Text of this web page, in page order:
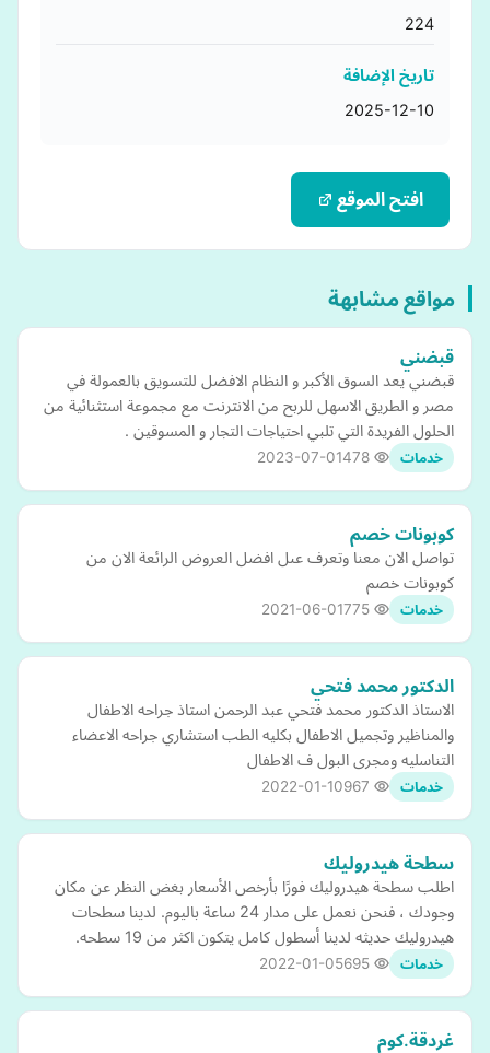
224
تاريخ الإضافة
2025-12-10
افتح الموقع
مواقع مشابهة
قبضني
قبضني يعد السوق الأكبر و النظام الافضل للتسويق بالعمولة في
مصر و الطريق الاسهل للربح من الانترنت مع مجموعة استثنائية من
الحلول الفريدة التي تلبي احتياجات التجار و المسوقين .
خدمات 2023-07-01
كوبونات خصم
تواصل الان معنا وتعرف عىل افضل العروض الرائعة الان من
كوبونات خصم
خدمات 2021-06-01
الدكتور محمد فتحي
الاستاذ الدكتور محمد فتحي عبد الرحمن استاذ جراحه الاطفال
والمناظير وتجميل الاطفال بكليه الطب استشاري جراحه الاعضاء
التناسليه ومجرى البول ف الاطفال
خدمات 2022-01-10
سطحة هيدروليك
اطلب سطحة هيدروليك فورًا بأرخص الأسعار بغض النظر عن مكان
وجودك ، فنحن نعمل على مدار 24 ساعة باليوم. لدينا سطحات
هيدروليك حديثه لدينا أسطول كامل يتكون اكثر من 19 سطحه.
خدمات 2022-01-05
غردقة.كوم